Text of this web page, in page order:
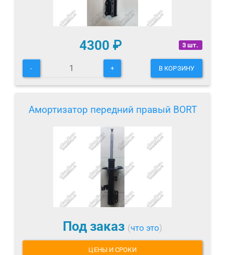
3 шт.
4300 ₽
- + В КОРЗИНУ
Амортизатор передний правый BORT
Под заказ (что это)
ЦЕНЫ И СРОКИ